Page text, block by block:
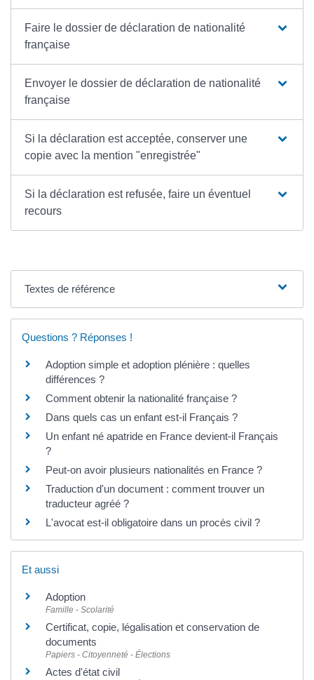
Faire le dossier de déclaration de nationalité
française
Envoyer le dossier de déclaration de nationalité
française
Si la déclaration est acceptée, conserver une
copie avec la mention "enregistrée"
Si la déclaration est refusée, faire un éventuel
recours
Textes de référence
Questions ? Réponses !
Adoption simple et adoption plénière : quelles
différences ?
Comment obtenir la nationalité française ?
Dans quels cas un enfant est-il Français ?
Un enfant né apatride en France devient-il Français
?
Peut-on avoir plusieurs nationalités en France ?
Traduction d'un document : comment trouver un
traducteur agréé ?
L'avocat est-il obligatoire dans un procès civil ?
Et aussi
Adoption
Famille - Scolarité
Certificat, copie, légalisation et conservation de
documents
Papiers - Citoyenneté - Élections
Actes d'état civil